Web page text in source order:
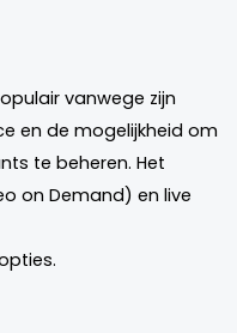
vanwege zijn
en de mogelijkheid om
te beheren. Het
on Demand) en live